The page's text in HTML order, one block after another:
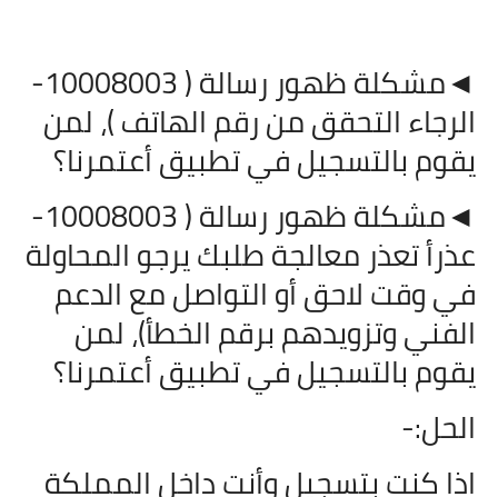
◄مشكلة ظهور رسالة ( 10008003-
الرجاء التحقق من رقم الهاتف )، لمن
يقوم بالتسجيل في تطبيق أعتمرنا؟
◄مشكلة ظهور رسالة ( 10008003-
عذرأ تعذر معالجة طلبك يرجو المحاولة
في وقت لاحق أو التواصل مع الدعم
الفني وتزويدهم برقم الخطأ)، لمن
يقوم بالتسجيل في تطبيق أعتمرنا؟
الحل:-
اذا كنت بتسجيل وأنت داخل المملكة